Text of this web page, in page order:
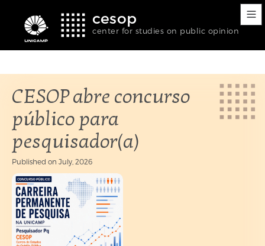
content
selection
(Seletor
idioma)
cesop
center for studies on public opinion
CESOP abre concurso
público para
pesquisador(a)
Published on July, 2026